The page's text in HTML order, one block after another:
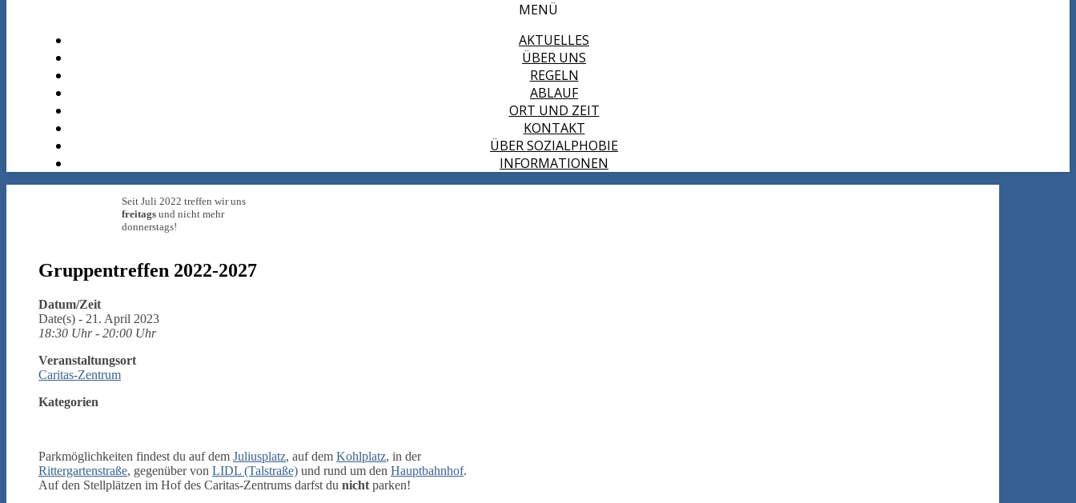
MENÜ
AKTUELLES
ÜBER UNS
REGELN
ABLAUF
ORT UND ZEIT
KONTAKT
ÜBER SOZIALPHOBIE
INFORMATIONEN
Seit Juli 2022 treffen wir uns
freitags und nicht mehr
donnerstags!
Gruppentreffen 2022-2027
Datum/Zeit
Date(s) - 21. April 2023
18:30 Uhr - 20:00 Uhr
Veranstaltungsort
Caritas-Zentrum
Kategorien
Parkmöglichkeiten findest du auf dem Juliusplatz, auf dem Kohlplatz, in der
Rittergartenstraße, gegenüber von LIDL (Talstraße) und rund um den Hauptbahnhof.
Auf den Stellplätzen im Hof des Caritas-Zentrums darfst du nicht parken!